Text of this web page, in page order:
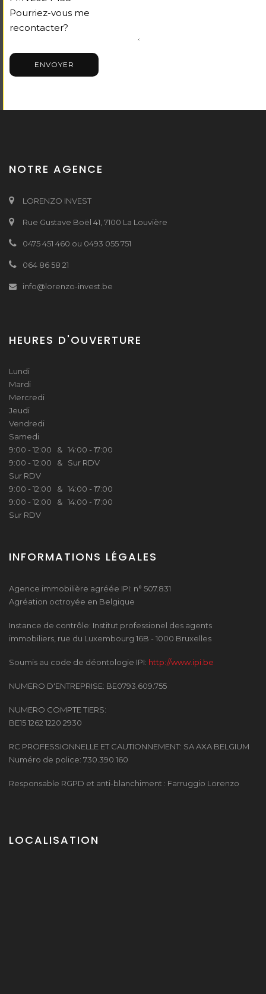
ENVOYER
NOTRE AGENCE
LORENZO INVEST
Rue Gustave Boël 41, 7100 La Louvière
0475 451 460 ou 0493 055 751
064 86 58 21
info@lorenzo-invest.be
HEURES D'OUVERTURE
Lundi
Mardi
Mercredi
Jeudi
Vendredi
Samedi
9:00 - 12:00 & 14:00 - 17:00
9:00 - 12:00 & Sur RDV
Sur RDV
9:00 - 12:00 & 14:00 - 17:00
9:00 - 12:00 & 14:00 - 17:00
Sur RDV
INFORMATIONS LÉGALES
Agence immobilière agréée IPI: n° 507.831
Agréation octroyée en Belgique
Instance de contrôle: Institut professionel des agents
immobiliers, rue du Luxembourg 16B - 1000 Bruxelles
Soumis au code de déontologie IPI: http://www.ipi.be
NUMERO D'ENTREPRISE: BE0793.609.755
NUMERO COMPTE TIERS:
BE15 1262 1220 2930
RC PROFESSIONNELLE ET CAUTIONNEMENT: SA AXA BELGIUM
Numéro de police: 730.390.160
Responsable RGPD et anti-blanchiment : Farruggio Lorenzo
LOCALISATION